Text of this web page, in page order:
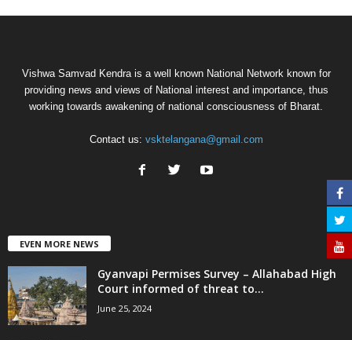
Vishwa Samvad Kendra is a well known National Network known for
providing news and views of National interest and importance, thus
working towards awakening of national consciousness of Bharat.
Contact us: vsktelangana@gmail.com
EVEN MORE NEWS
Gyanvapi Permises Survey – Allahabad High
Court informed of threat to...
June 25, 2024